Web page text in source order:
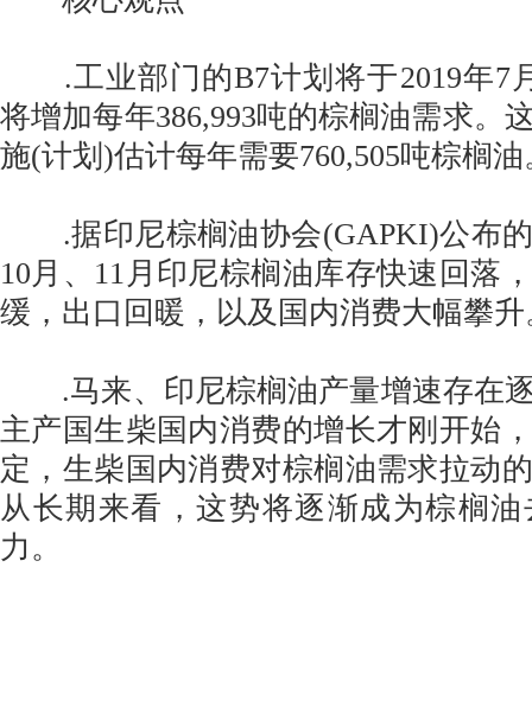
.工业部门的B7计划将于2019年7
将增加每年386,993吨的棕榈油需求。
施(计划)估计每年需要760,505吨棕榈油
.据印尼棕榈油协会(GAPKI)公布的
10月、11月印尼棕榈油库存快速回落
缓，出口回暖，以及国内消费大幅攀升
.马来、印尼棕榈油产量增速存在
主产国生柴国内消费的增长才刚开始
定，生柴国内消费对棕榈油需求拉动
从长期来看，这势将逐渐成为棕榈
力。